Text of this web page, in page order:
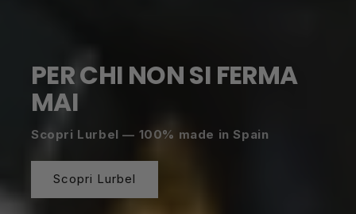
PER CHI NON SI FERMA
MAI
Scopri Lurbel — 100% made in Spain
Scopri Lurbel